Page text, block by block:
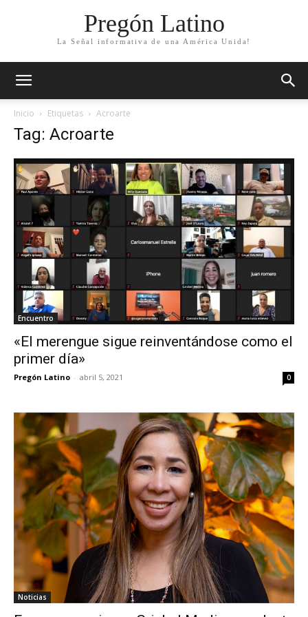
Pregón Latino
La Señal informativa de una América Unida!
Inicio Etiquetas Acroarte
Tag: Acroarte
Encuentro
«El merengue sigue reinventándose como el
primer día»
Pregón Latino - abril 5, 2021 0
Noticias